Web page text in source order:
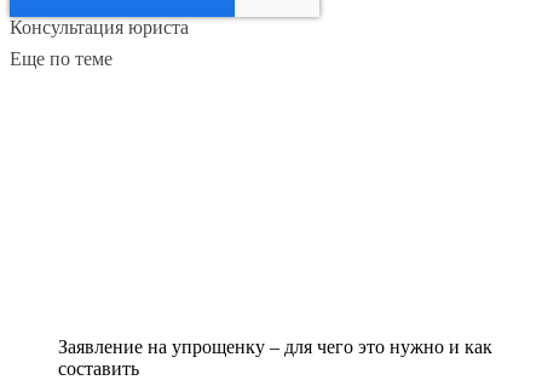
Консультация юриста
Еще по теме
Заявление на упрощенку – для чего это нужно и как
составить